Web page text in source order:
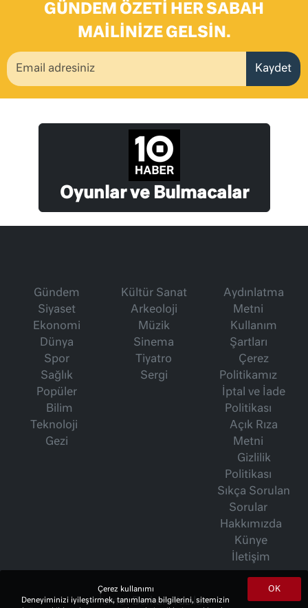
GÜNDEM ÖZETI HER SABAH
MAILINIZE GELSIN.
Kaydet
Oyunlar ve Bulmacalar
Gündem
Siyaset
Ekonomi
Dünya
Spor
Sağlık
Popüler
Bilim
Teknoloji
Gezi
Kültür Sanat
Arkeoloji
Müzik
Sinema
Tiyatro
Sergi
Aydınlatma
Metni
Kullanım
Şartları
Çerez
Politikamız
İptal ve İade
Politikası
Açık Rıza
Metni
Gizlilik
Politikası
Sıkça Sorulan
Sorular
Hakkımızda
Künye
İletişim
İsmet Berkan Yazıları
OK
Çerez kullanımı
Deneyiminizi iyileştirmek, tanımlama bilgilerini, sitemizin